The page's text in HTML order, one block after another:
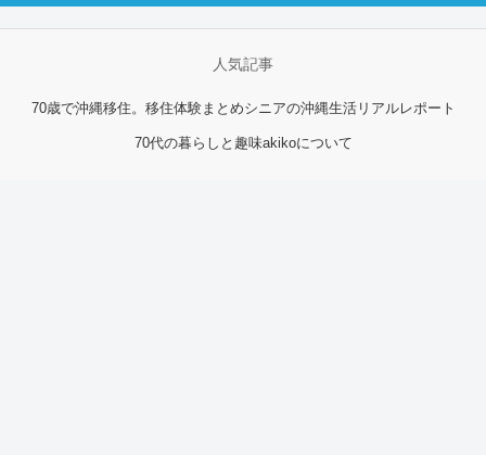
人気記事
70歳で沖縄移住。移住体験まとめシニアの沖縄生活リアルレポート
70代の暮らしと趣味akikoについて